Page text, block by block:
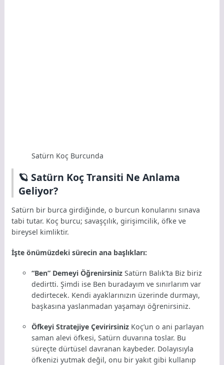
Satürn Koç Burcunda
🪐 Satürn Koç Transiti Ne Anlama
Geliyor?
Satürn bir burca girdiğinde, o burcun konularını sınava
tabi tutar. Koç burcu; savaşçılık, girişimcilik, öfke ve
bireysel kimliktir.
İşte önümüzdeki sürecin ana başlıkları:
“Ben” Demeyi Öğrenirsiniz Satürn Balık’ta Biz biriz
dedirtti. Şimdi ise Ben buradayım ve sınırlarım var
dedirtecek. Kendi ayaklarınızın üzerinde durmayı,
başkasına yaslanmadan yaşamayı öğrenirsiniz.
Öfkeyi Stratejiye Çevirirsiniz Koç’un o ani parlayan
saman alevi öfkesi, Satürn duvarına toslar. Bu
süreçte dürtüsel davranan kaybeder. Dolayısıyla
öfkenizi yutmak değil, onu bir yakıt gibi kullanıp